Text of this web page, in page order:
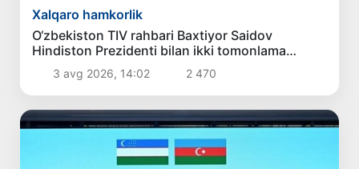
Xalqaro hamkorlik
O‘zbekiston TIV rahbari Baxtiyor Saidov
Hindiston Prezidenti bilan ikki tomonlama
aloqalarni mustahkamlash masalalarini
muhokama qildi
3 avg 2026, 14:02 2 470